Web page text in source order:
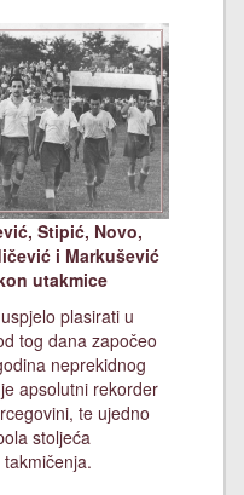
Stipić, Novo,
i Markušević
utakmice
plasirati u
tog dana započeo
neprekidnog
apsolutni rekorder
te ujedno
stoljeća